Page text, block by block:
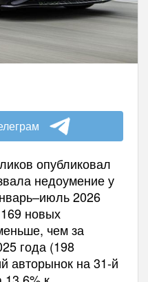
опубликовал
недоумение у
2026
новых
чем за
года (198
авторынок на 31-й